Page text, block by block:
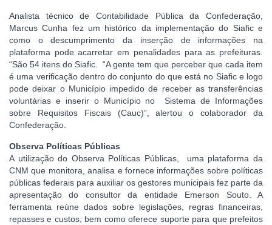
Analista técnico de Contabilidade Pública da Confederação,
Marcus Cunha fez um histórico da implementação do Siafic e
como o descumprimento da inserção de informações na
plataforma pode acarretar em penalidades para as prefeituras.
“São 54 itens do Siafic. “A gente tem que perceber que cada item
é uma verificação dentro do conjunto do que está no Siafic e logo
pode deixar o Município impedido de receber as transferências
voluntárias e inserir o Município no Sistema de Informações
sobre Requisitos Fiscais (Cauc)”, alertou o colaborador da
Confederação.
Observa Políticas Públicas
A utilização do Observa Políticas Públicas, uma plataforma da
CNM que monitora, analisa e fornece informações sobre políticas
públicas federais para auxiliar os gestores municipais fez parte da
apresentação do consultor da entidade Emerson Souto. A
ferramenta reúne dados sobre legislações, regras financeiras,
repasses e custos, bem como oferece suporte para que prefeitos